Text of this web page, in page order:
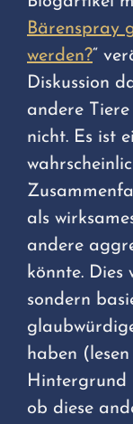
Bärenspray
werden?“
Diskussion
andere
nicht. Es ist
als
andere
könnte.
sondern
haben
Hintergrund
ob diese